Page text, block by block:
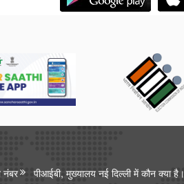
नंबर
पीआईबी, मुख्यालय नई दिल्ली में कौन क्या है।